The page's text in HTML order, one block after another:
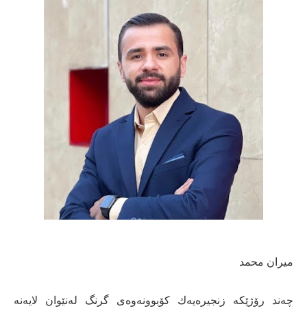
میران محمد
‎چەند رۆژێكە زنجیرەیەك كۆبوونەوەی گرنگ لەنێوان لایەنە